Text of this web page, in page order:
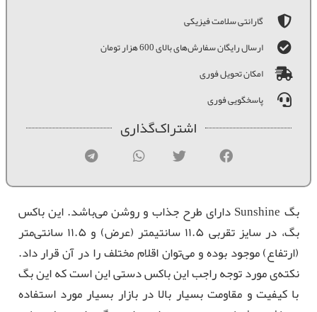
گارانتی سلامت فیزیکی
ارسال رایگان سفارش‌های بالای 600 هزار تومان
امکان تحویل فوری
پاسخگویی فوری
اشتراک‌گذاری
بگ Sunshine دارای طرح جذاب و روشن می‌باشد. این باکس
بگ، در سایز تقربی ۱۱.۵ سانتیمتر (عرض) و ۱۱.۵ سانتی‌متر
(ارتفاع) موجود بوده و می‌توان اقلام مختلف را در آن قرار داد.
نکته‌ی مورد توجه راجب این باکس دستی این است که این بگ
با کیفیت و مقاومت بسیار بالا در بازار بسیار مورد استفاده‌